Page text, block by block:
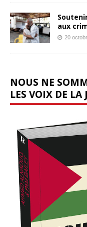
aux
20
NOUS NE
LES VOIX DE LA